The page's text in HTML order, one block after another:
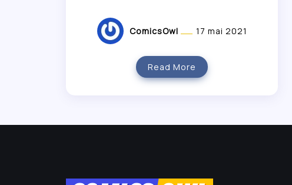
ComicsOwl 17 mai 2021
Read More